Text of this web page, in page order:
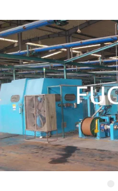
যোগাযোগ
খবর
মামলা
সাইট
ম্যাপ